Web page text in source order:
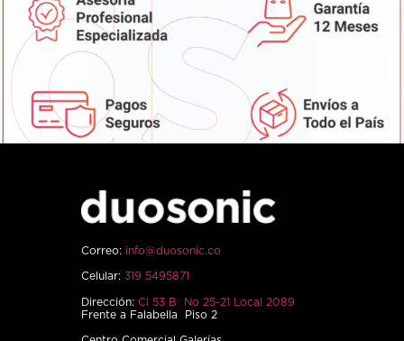
Correo: info@duosonic.co
Celular: 319 5495871
Dirección: Cl 53 B No 25-21 Local 2089
Frente a Falabella Piso 2